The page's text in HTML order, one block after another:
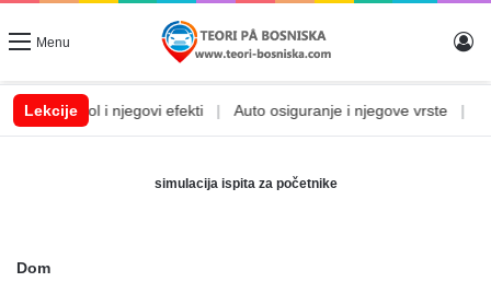
Menu
Lekcije
Alkohol i njegovi efekti Auto osiguranje i njegove vrste
simulacija ispita za početnike
Dom